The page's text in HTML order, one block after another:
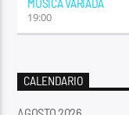
19:00
CALENDARIO